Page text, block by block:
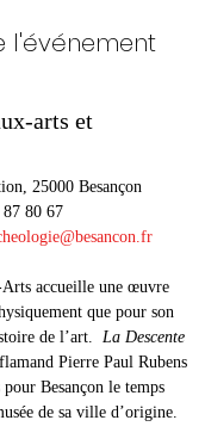
l'événement
arts et
25000 Besançon
87 80 67
Arts accueille une œuvre
que pour son
de l’art.
La Descente
Pierre Paul Rubens
Besançon le temps
de sa ville d’origine.